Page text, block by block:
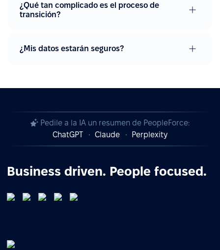
¿Qué tan complicado es el proceso de
transición?
¿Mis datos estarán seguros?
Pedile a la IA un resumen de PeopleForce:
ChatGPT
Claude Perplexity
Business driven. People focused.